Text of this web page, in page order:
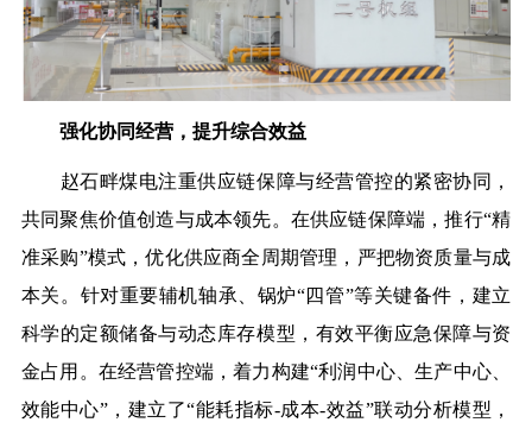
强化协同经营，提升综合效益
赵石畔煤电注重供应链保障与经营管控的紧密协同，
共同聚焦价值创造与成本领先。在供应链保障端，推行“精
准采购”模式，优化供应商全周期管理，严把物资质量与成
本关。针对重要辅机轴承、锅炉“四管”等关键备件，建立
科学的定额储备与动态库存模型，有效平衡应急保障与资
金占用。在经营管控端，着力构建“利润中心、生产中心、
效能中心”，建立了“能耗指标-成本-效益”联动分析模型，